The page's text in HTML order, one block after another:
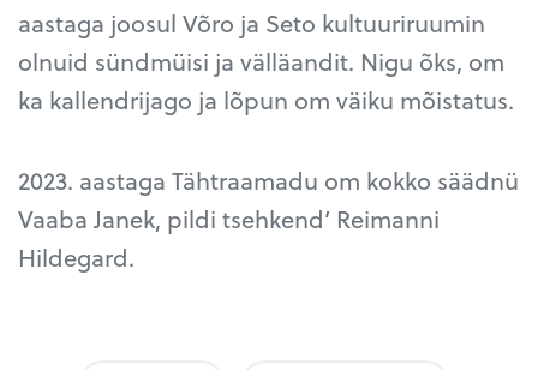
aastaga joosul Võro ja Seto kultuuriruumin
olnuid sündmüisi ja välläandit. Nigu õks, om
ka kallendrijago ja lõpun om väiku mõistatus.
2023. aastaga Tähtraamadu om kokko säädnü
Vaaba Janek, pildi tsehkend’ Reimanni
Hildegard.